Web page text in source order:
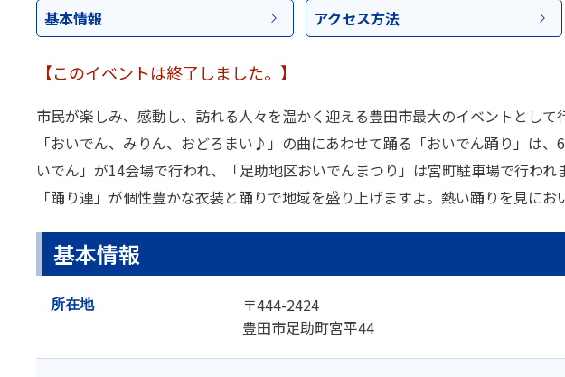
基本情報 アクセス方法
【このイベントは終了しました。】
市民が楽しみ、感動し、訪れる人々を温かく迎える豊田市最大のイベントとして
「おいでん、みりん、おどろまい♪」の曲にあわせて踊る「おいでん踊り」は
いでん」が14会場で行われ、「足助地区おいでんまつり」は宮町駐車場で行われ
「踊り連」が個性豊かな衣装と踊りで地域を盛り上げますよ。熱い踊りを見にお
基本情報
所在地
〒444-2424
豊田市足助町宮平44